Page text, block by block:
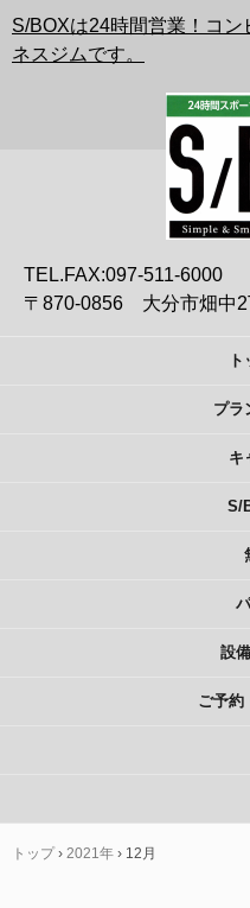
S/BOXは24時間営業！コン
ネスジムです。
TEL.FAX:097-511-6000
〒870-0856 大分市畑中2
プラ
キ
S/
設
ご予約
トップ › 2021年 › 12月